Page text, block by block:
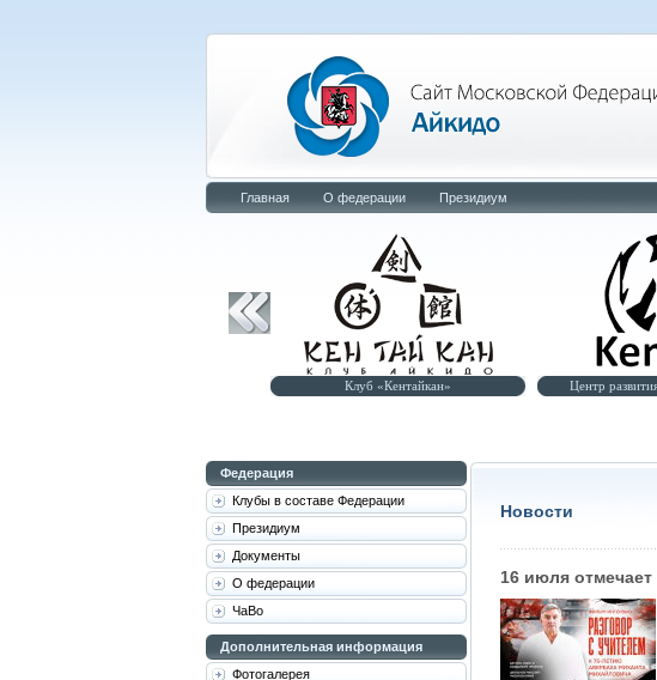
Главная О федерации Президиум
Центр развития айкидо «Кенаге» Клуб
Федерация
Клубы в составе Федерации
Президиум
Документы
О федерации
ЧаВо
Дополнительная информация
Фотогалерея
Новости
16 июля